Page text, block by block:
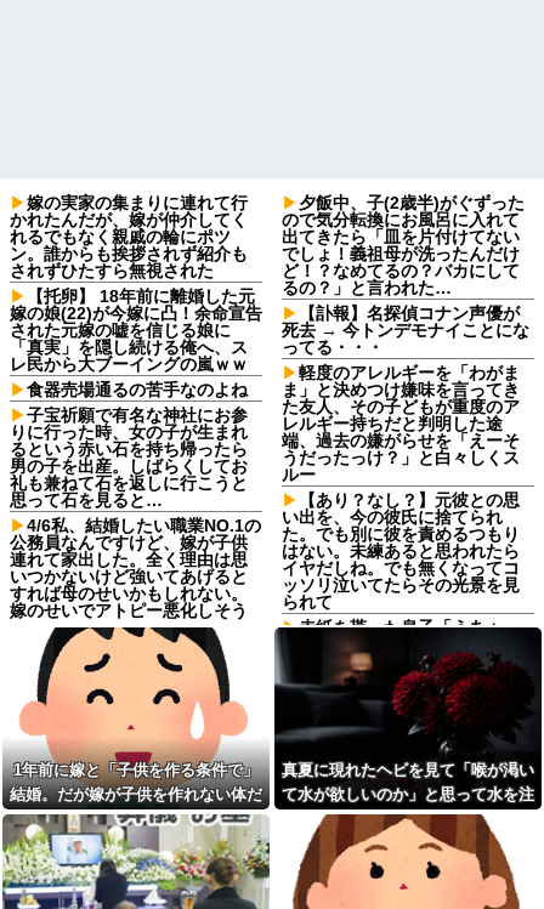
嫁の実家の集まりに連れて行
かれたんだが、嫁が仲介してく
れるでもなく親戚の輪にポツ
ン。誰からも挨拶されず紹介も
されずひたすら無視された
【托卵】 18年前に離婚した元
嫁の娘(22)が今嫁に凸！余命宣告
された元嫁の嘘を信じる娘に
「真実」を隠し続ける俺へ、ス
レ民から大ブーイングの嵐ｗｗ
食器売場通るの苦手なのよね
子宝祈願で有名な神社にお参
りに行った時、女の子が生まれ
るという赤い石を持ち帰ったら
男の子を出産。しばらくしてお
礼も兼ねて石を返しに行こうと
思って石を見ると…
4/6私、結婚したい職業NO.1の
公務員なんですけど、嫁が子供
連れて家出した。全く理由は思
いつかないけど強いてあげると
すれば母のせいかもしれない。
嫁のせいでアトピー悪化しそう
【復讐】 ある職業の人材を育
成する高校に通ってたんだが、
体力ないヤツはイジメられて全
寮制だから逃げ出すこともでき
なかった→あるイジっ子が自...
弟「エレベーターで知らない
女に蹴られた！」私「何した
の？」→事情を聞いた家族全員
が「それは自業自得」と呆れて
しまい…
実家を継いだのは自分だと次
男を追い出そうとした長男に次
男が「え、この家って継ぐほど
の何かがあったの？」と返し
夕飯中、子(2歳半)がぐずった
ので気分転換にお風呂に入れて
出てきたら「皿を片付けてない
でしょ！義祖母が洗ったんだけ
ど！？なめてるの？バカにして
るの？」と言われた…
【訃報】名探偵コナン声優が
死去 → 今トンデモナイことにな
ってる・・・
軽度のアレルギーを「わがま
ま」と決めつけ嫌味を言ってき
た友人、その子どもが重度のア
レルギー持ちだと判明した途
端、過去の嫌がらせを「えーそ
うだったっけ？」と白々しくス
ルー
【あり？なし？】元彼との思
い出を、今の彼氏に捨てられ
た。でも別に彼を責めるつもり
はない。未練あると思われたら
イヤだしね。でも無くなってコ
ッソリ泣いてたらその光景を見
られて
赤紙を貰った息子「うあぁ…
やっぱり怖えぇ」母親「あんた
ぁ…」←こういう時代があった
という事実
赤紙を貰った息子「うあぁ…
やっぱり怖えぇ」母親「あんた
ぁ…」←こういう時代があった
ガ〇ジ「ティッシュ43回折っ
たら月に届く」ワイ「バカ届く
訳ねーやろ！ｗやってみたろ！
ｗ」
【画像】44歳の芸能人が同窓
会に参加した結果ｗｗｗｗｗｗ
ｗｗｗｗｗｗｗｗｗｗ
1年前に嫁と「子供を作る条件で」
結婚。だが嫁が子供を作れない体だ
と知ったので離婚へ。
真夏に現れたヘビを見て「喉が渇い
て水が欲しいのか」と思って水を注
いだ。ヘビは夢中で飲んで姿を消
し…